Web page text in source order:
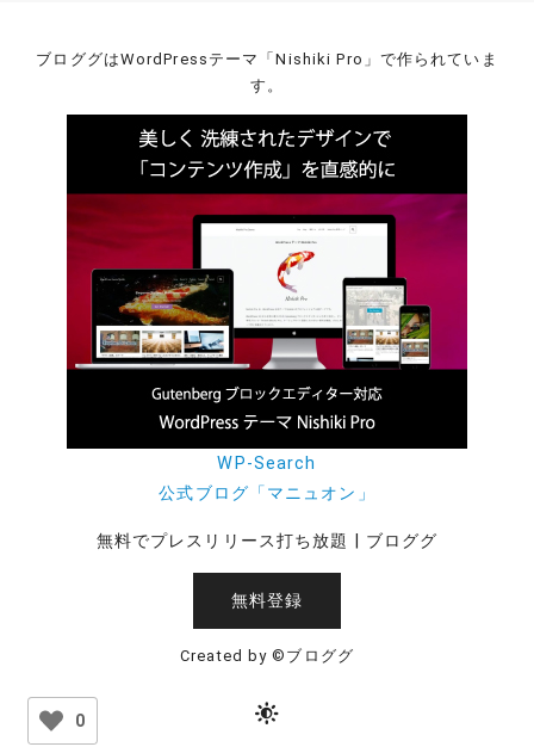
0
ブロググはWordPressテーマ「Nishiki Pro」で作られていま
す。
WP-Search
公式ブログ「マニュオン」
無料でプレスリリース打ち放題 | ブロググ
無料登録
Created by ©ブロググ